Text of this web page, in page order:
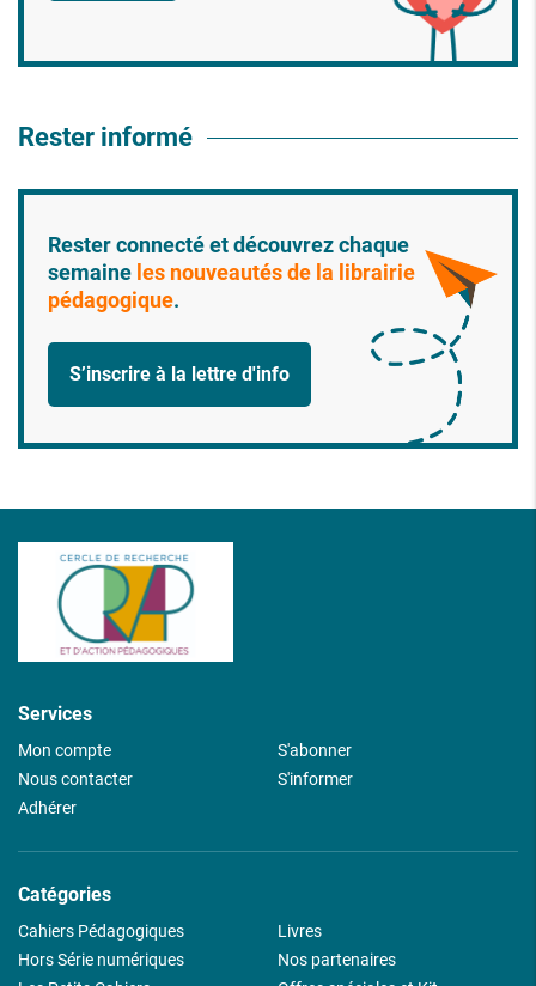
Rester informé
Rester connecté et découvrez chaque
semaine les nouveautés de la librairie
pédagogique.
S’inscrire à la lettre d'info
Services
Mon compte
Nous contacter
Adhérer
S'abonner
S'informer
Catégories
Cahiers Pédagogiques
Hors Série numériques
Livres
Nos partenaires